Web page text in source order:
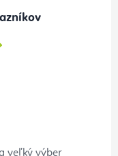
veľký výber